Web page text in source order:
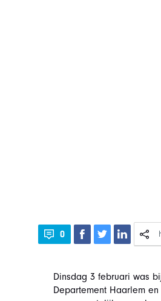
0
Dinsdag 3 februari was
Departement Haarlem